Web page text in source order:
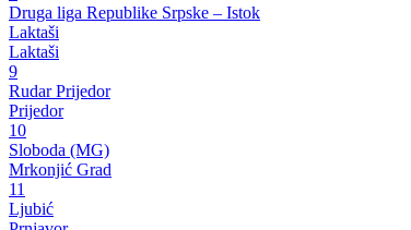
Druga liga Republike Srpske – Istok
Laktaši
Laktaši
9
Rudar Prijedor
Prijedor
10
Sloboda (MG)
Mrkonjić Grad
11
Ljubić